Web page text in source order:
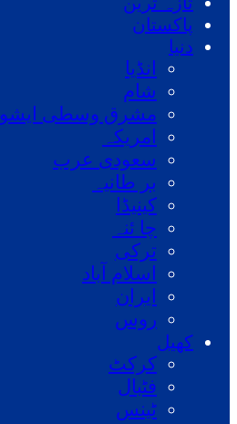
پاکستان
دنیا
انڈیا
شام
مشرق وسطی ایشو
امریکہ
سعودی عرب
بر طانیہ
کینیڈا
چا ئنہ
ترکی
اسلام آباد
ایران
روس
کھیل
کرکٹ
فٹبال
ٹینس